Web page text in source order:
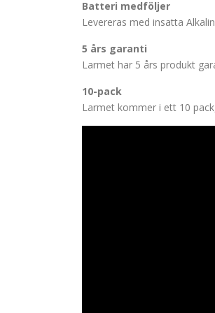
Batteri medföljer
Levereras med insatta
5 års garanti
Larmet har 5 års produkt
10-pack
Larmet kommer i ett 10